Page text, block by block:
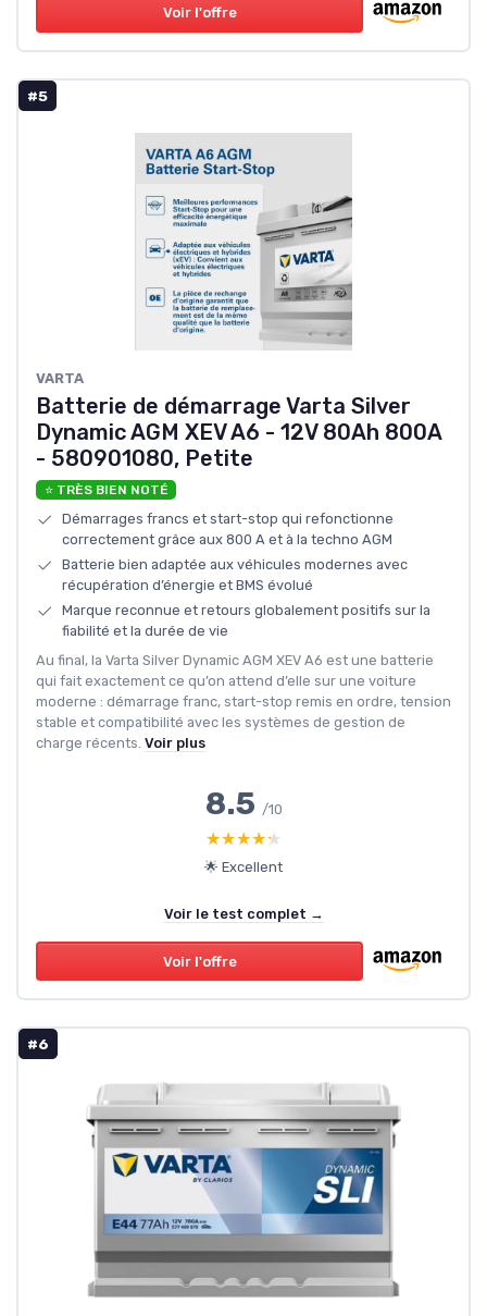
Voir l'offre
#5
‎VARTA
Batterie de démarrage Varta Silver
Dynamic AGM XEV A6 - 12V 80Ah 800A
- 580901080, Petite
⭐ TRÈS BIEN NOTÉ
Démarrages francs et start-stop qui refonctionne
correctement grâce aux 800 A et à la techno AGM
Batterie bien adaptée aux véhicules modernes avec
récupération d’énergie et BMS évolué
Marque reconnue et retours globalement positifs sur la
fiabilité et la durée de vie
Au final, la Varta Silver Dynamic AGM XEV A6 est une batterie
qui fait exactement ce qu’on attend d’elle sur une voiture
moderne : démarrage franc, start-stop remis en ordre, tension
stable et compatibilité avec les systèmes de gestion de
charge récents. Voir plus
8.5 /10
★★★★★
★★★★★
🌟 Excellent
Voir le test complet →
Voir l'offre
#6